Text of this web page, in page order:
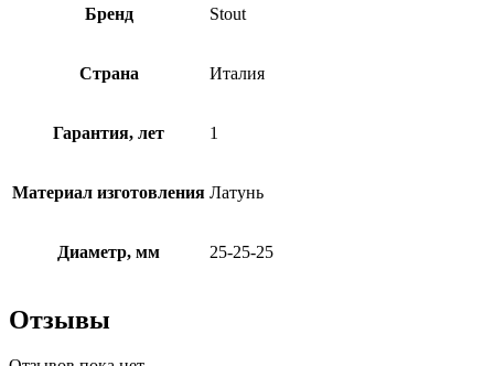
Бренд Stout
Страна Италия
Гарантия, лет 1
Материал изготовления Латунь
Диаметр, мм 25-25-25
Отзывы